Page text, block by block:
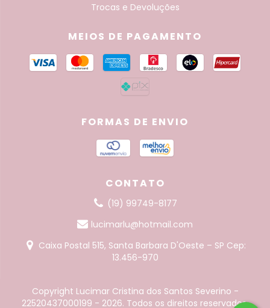
Trocas e Devoluções
MEIOS DE PAGAMENTO
FORMAS DE ENVIO
CONTATO
(19) 99749-8177
lucimarlu@hotmail.com
Caixa Postal 515, Santa Barbara D'Oeste – SP Cep:
13.456-970
Copyright Lucimar Cristina dos Santos Severino -
22520437000199 - 2026. Todos os direitos reservados.